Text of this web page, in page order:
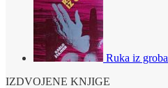
Ruka iz groba
IZDVOJENE KNJIGE